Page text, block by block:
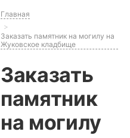
Главная
Заказать памятник на могилу на
Жуковское кладбище
Заказать
памятник
на могилу